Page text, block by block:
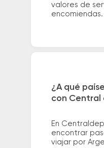
valores de
encomiendas.
¿A qué
con Central
En
encontrar
viajar por